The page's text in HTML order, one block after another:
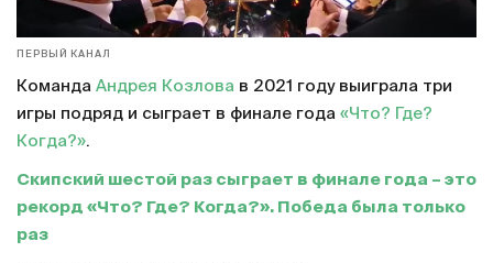
ПЕРВЫЙ КАНАЛ
Команда Андрея Козлова в 2021 году выиграла три
игры подряд и сыграет в финале года «Что? Где?
Когда?».
Скипский шестой раз сыграет в финале года – это
рекорд «Что? Где? Когда?». Победа была только
раз